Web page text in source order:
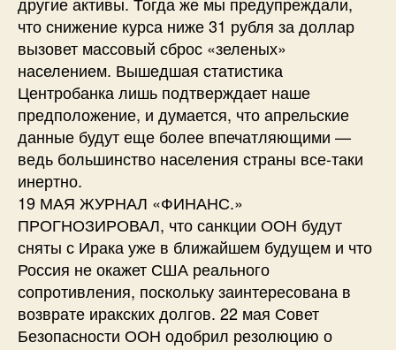
что снижение курса ниже 31 рубля за доллар
вызовет массовый сброс «зеленых»
населением. Вышедшая статистика
Центробанка лишь подтверждает наше
предположение, и думается, что апрельские
данные будут еще более впечатляющими —
ведь большинство населения страны все-таки
инертно.
19 МАЯ ЖУРНАЛ «ФИНАНС.»
ПРОГНОЗИРОВАЛ, что санкции ООН будут
сняты с Ирака уже в ближайшем будущем и что
Россия не окажет США реального
сопротивления, поскольку заинтересована в
возврате иракских долгов. 22 мая Совет
Безопасности ООН одобрил резолюцию о